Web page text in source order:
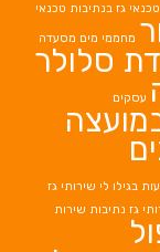
טכנאי גז בנתיבות טכנאי
מחממי מים מסעדה
סלולר
עסקים
בגילו לי שירותי גז
גז נתיבות שירות